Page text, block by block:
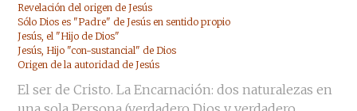
Revelación del origen de Jesús
Sólo Dios es "Padre" de Jesús en sentido propio
Jesús, el "Hijo de Dios"
Jesús, Hijo "con-sustancial" de Dios
Origen de la autoridad de Jesús
El ser de Cristo. La Encarnación: dos naturalezas en